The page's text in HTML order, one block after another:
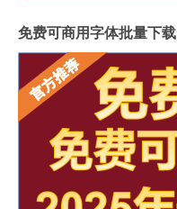
免费可商用字体批量下载